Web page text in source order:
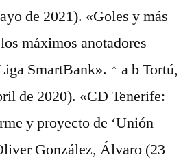
de 2021). «Goles y más
máximos anotadores
SmartBank». ↑ a b Tortú,
de 2020). «CD Tenerife:
y proyecto de ‘Unión
González, Álvaro (23